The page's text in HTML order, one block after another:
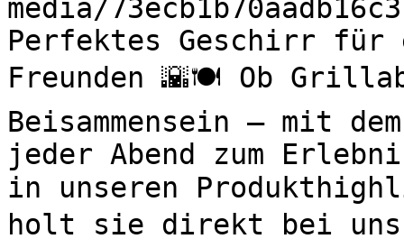
media/
Perfektes Geschirr für
Freunden 🌇🍽️ Ob
Beisammensein – mit
jeder Abend zum
in unseren
holt sie direkt bei uns